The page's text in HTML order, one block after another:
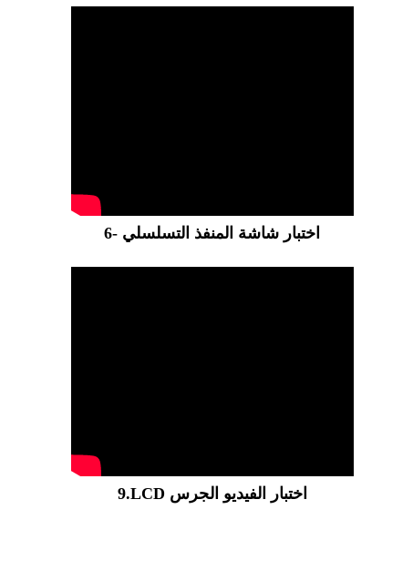
6- اختبار شاشة المنفذ التسلسلي
9.LCD اختبار الفيديو الجرس